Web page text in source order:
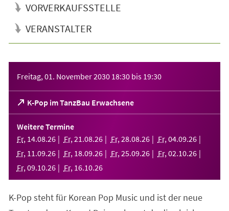
VORVERKAUFSSTELLE
VERANSTALTER
Freitag, 01. November 2030 18:30 bis 19:30
K-Pop im TanzBau Erwachsene
(Öffnet
in
einem
neuen
Tab)
Weitere Termine
Fr, 14.08.26 Fr, 21 .08.26 Fr, 28.08.26 Fr, 04.09.26
Fr, 11 .09.26 Fr, 18.09.26 Fr, 25.09.26 Fr, 02.10.26
Fr, 09.10.26 Fr, 16.10.26
K-Pop steht für Korean Pop Music und ist der neue